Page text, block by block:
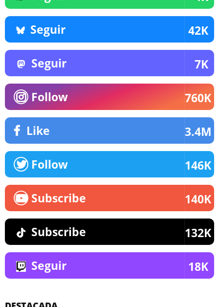
Seguir 42K
Seguir 7K
Follow 760K
Like 3.4M
Follow 146K
Subscribe 140K
Subscribe 132K
Seguir 18K